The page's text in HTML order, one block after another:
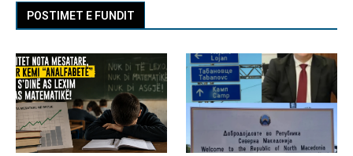
POSTIMET E FUNDIT